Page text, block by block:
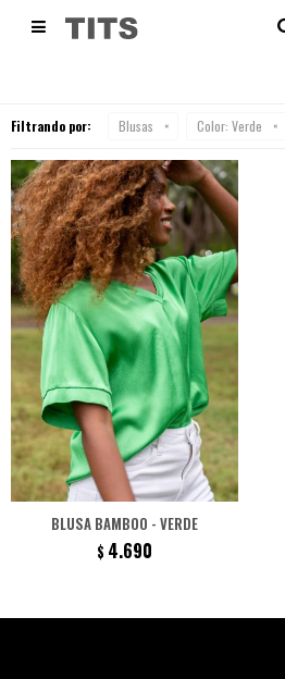
 BLUSAS
Filtrando por: Blusas Color: Verde
BLUSA BAMBOO - VERDE
$ 4.690